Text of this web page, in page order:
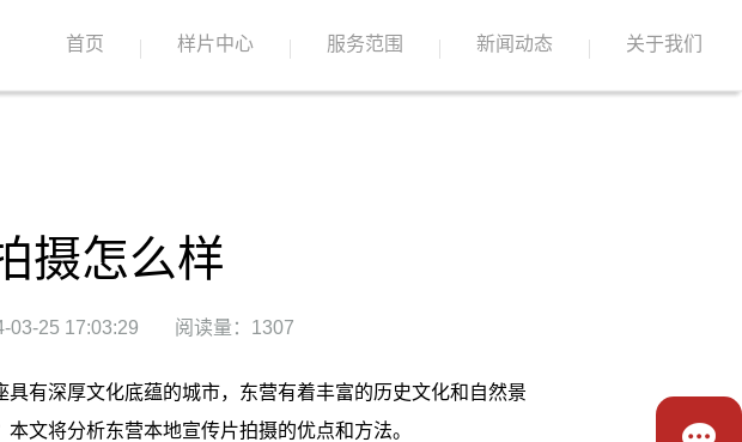
首页 样片中心 服务范围 新闻动态 关于我们
摄怎么样
03-25 17:03:29 阅读量：1307
有深厚文化底蕴的城市，东营有着丰富的历史文化和自然景
文将分析东营本地宣传片拍摄的优点和方法。